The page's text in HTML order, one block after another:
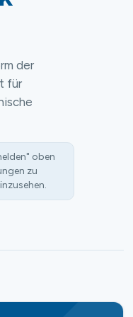
der
für
oben
zu